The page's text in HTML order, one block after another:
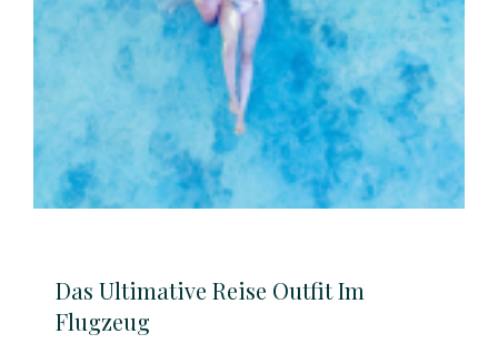
Das Ultimative Reise Outfit Im
Flugzeug